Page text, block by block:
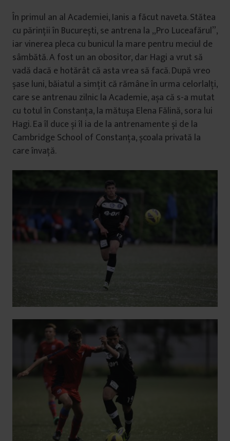
În primul an al Academiei, Ianis a făcut naveta. Stătea
cu părinții în București, se antrena la „Pro Luceafărul”,
iar vinerea pleca cu bunicul la mare pentru meciul de
sâmbătă. A fost un an obositor, dar Hagi a vrut să
vadă dacă e hotărât că asta vrea să facă. După vreo
șase luni, băiatul a simțit că rămâne în urma celorlalți,
care se antrenau zilnic la Academie, așa că s-a mutat
cu totul în Constanța, la mătușa Elena Fălină, sora lui
Hagi. Ea îl duce și îl ia de la antrenamente și de la
Cambridge School of Constanța, școala privată la
care învață.